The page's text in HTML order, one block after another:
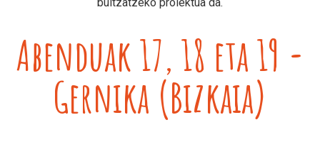
Abenduak 17, 18 eta 19 -
Gernika (Bizkaia)